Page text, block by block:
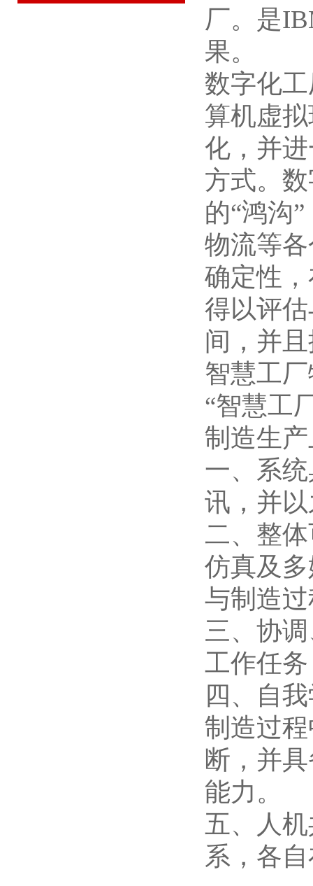
厂。是
果。
数字化
算机虚
化，并
方式。
的“鸿沟
物流等
确定性
得以评
间，并
智慧工
“智慧工
制造生
一、系
讯，并
二、整
仿真及
与制造
三、协
工作任
四、自
制造过
断，并
能力。
五、人
系，各